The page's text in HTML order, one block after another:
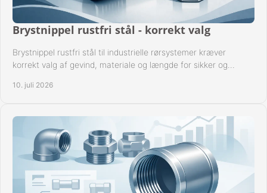
Brystnippel rustfri stål - korrekt valg
Brystnippel rustfri stål til industrielle rørsystemer kræver
korrekt valg af gevind, materiale og længde for sikker og
10. juli 2026